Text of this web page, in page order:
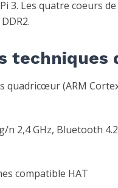
3. Les quatre coeurs
techniques
quadricœur (ARM
n 2,4 GHz, Bluetooth
compatible HAT